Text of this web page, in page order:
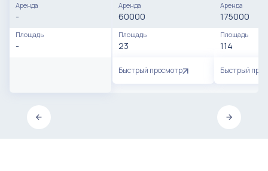
Аренда
-
Площадь
-
Аренда
60000
Площадь
23
Быстрый просмотр
Аренда
175000
Площадь
114
Быстрый